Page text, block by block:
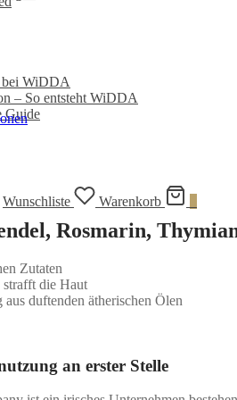
WiDDA
– So entsteht WiDDA
Guide
Wunschliste Warenkorb
Rosmarin,
Zutaten
strafft die Haut
duftenden ätherischen Ölen
an erster Stelle